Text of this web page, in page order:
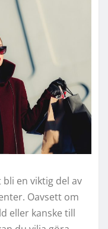
en viktig del av
Oavsett om
eller kanske till